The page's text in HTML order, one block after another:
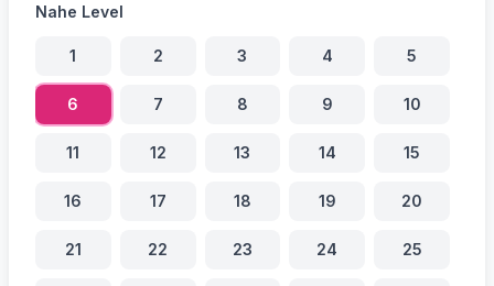
Nahe Level
1 2 3 4 5
6 7 8 9 10
11 12 13 14 15
16 17 18 19 20
21 22 23 24 25